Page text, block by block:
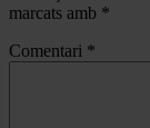
marcats amb *
Comentari *